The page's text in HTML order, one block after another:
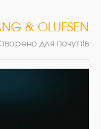
& OLUFSEN
для почуттів